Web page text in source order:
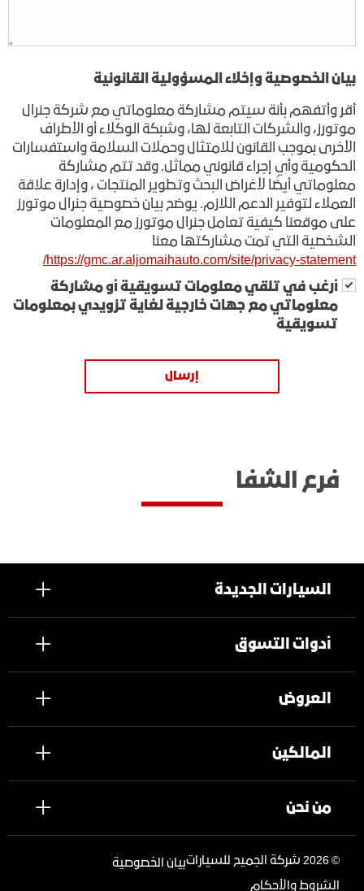
بيان الخصوصية وإخلاء المسؤولية القانونية
أقر وأتفهم بأنة سيتم مشاركة معلوماتي مع شركة جنرال
موتورز، والشركات التابعة لها، وشبكة الوكلاء أو الأطراف
الأخرى بموجب القانون للامتثال وحملات السلامة واستفسارات
الحكومية وأي إجراء قانوني مماثل. وقد تتم مشاركة
معلوماتي أيضًا لأغراض البحث وتطوير المنتجات ، وإدارة علاقة
العملاء لتوفير الدعم اللازم. يوضح بيان خصوصية جنرال موتورز
على موقعنا كيفية تعامل جنرال موتورز مع المعلومات
الشخصية التي تمت مشاركتها معنا
https://gmc.ar.aljomaihauto.com/site/privacy-statement/
أرغب في تلقي معلومات تسويقية أو مشاركة
معلوماتي مع جهات خارجية لغاية تزويدي بمعلومات
تسويقية
إرسال
فرع الشفا
السيارات الجديدة
أدوات التسوق
العروض
المالكين
من نحن
©2026 شركة الجميح للسيارات
بيان الخصوصية
الشروط والأحكام